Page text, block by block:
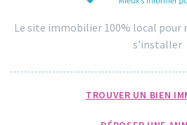
Le site immobilier 100% local pour
s'installer
TROUVER UN BIEN